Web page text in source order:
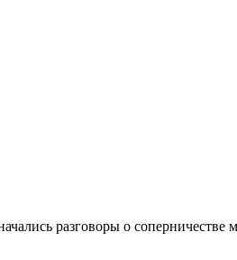
разговоры о